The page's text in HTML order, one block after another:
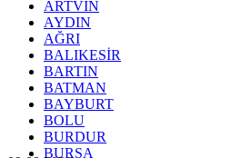
ARTVİN
AYDIN
AĞRI
BALIKESİR
BARTIN
BATMAN
BAYBURT
BOLU
BURDUR
BURSA